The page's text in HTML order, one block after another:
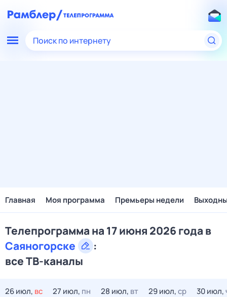
Поиск по интернету
Главная Моя программа Премьеры недели
Телепрограмма на 17 июня 2026 года в
Саяногорске
:
все ТВ-каналы
26 июл, вс 27 июл, пн 28 июл, вт 29 июл,ср 30 июл,